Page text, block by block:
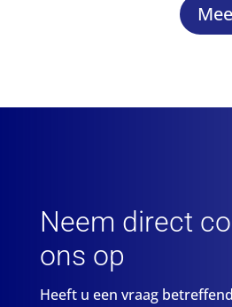
Neem direct
ons op
Heeft u een vraag